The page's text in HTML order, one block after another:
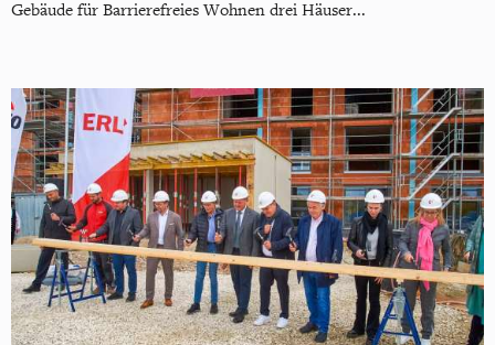
Gebäude für Barrierefreies Wohnen drei Häuser...